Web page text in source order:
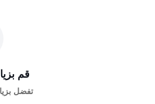
قم
تفضل